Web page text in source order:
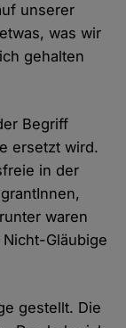
unserer
was wir
gehalten
Begriff
ersetzt wird.
in der
waren
Gläubige
gestellt. Die